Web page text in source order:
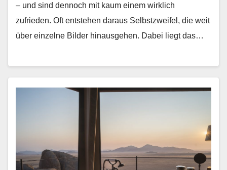
– und sind den­noch mit kaum einem wirk­lich
zufrieden. Oft entste­hen daraus Selb­stzweifel, die weit
über einzelne Bilder hin­aus­ge­hen. Dabei liegt das…